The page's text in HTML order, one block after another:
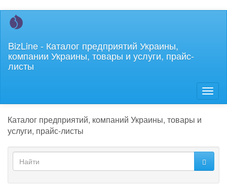
Перейти
содержанию
BizLine - Каталог предприятий Украины,
компании Украины, товары и услуги, прайс-
листы
Каталог предприятий, компаний Украины, товары и
услуги, прайс-листы
Форма
поиска